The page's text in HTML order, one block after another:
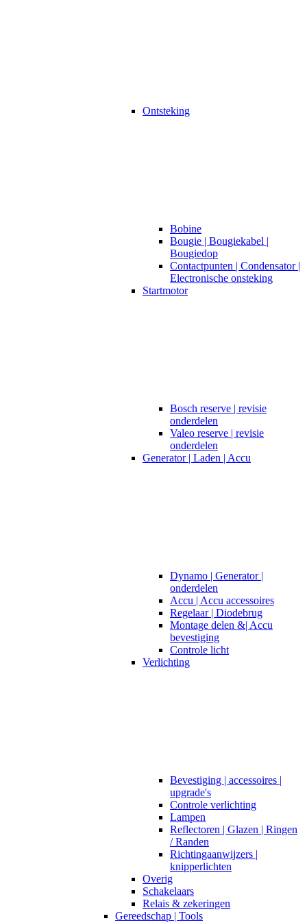
Ontsteking
Bobine
Bougie | Bougiekabel |
Bougiedop
Contactpunten | Condensator |
Electronische onsteking
Startmotor
Bosch reserve | revisie
onderdelen
Valeo reserve | revisie
onderdelen
Generator | Laden | Accu
Dynamo | Generator |
onderdelen
Accu | Accu accessoires
Regelaar | Diodebrug
Montage delen &| Accu
bevestiging
Controle licht
Verlichting
Bevestiging | accessoires |
upgrade's
Controle verlichting
Lampen
Reflectoren | Glazen | Ringen
/ Randen
Richtingaanwijzers |
knipperlichten
Overig
Schakelaars
Relais & zekeringen
Gereedschap | Tools